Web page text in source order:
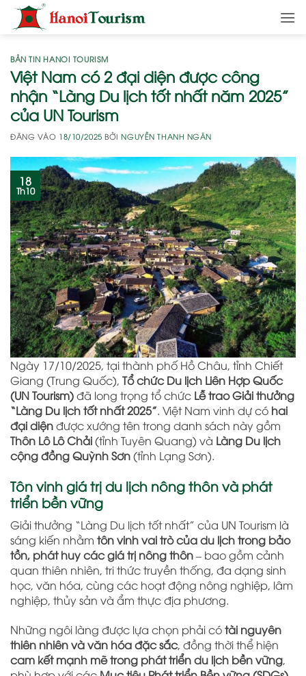
qua
dungBẢN TIN HANOI TOURISM
Việt Nam có 2 đại diện được công
nhận “Làng Du lịch tốt nhất năm 2025”
của UN Tourism
ĐĂNG VÀO 18/10/2025 BỞINGUYỄN THANH NGÂN
18
Th10
Ngày 17/10/2025, tại thành phố Hồ Châu, tỉnh Chiết
Giang (Trung Quốc), Tổ chức Du lịch Liên Hợp Quốc
(UN Tourism)đã long trọng tổ chức Lễ trao Giải thưởng
“Làng Du lịch tốt nhất 2025”. Việt Nam vinh dự có hai
đại diệnđược xướng tên trong danh sách này gồm
Thôn Lô Lô Chải(tỉnh Tuyên Quang) và Làng Du lịch
cộng đồng Quỳnh Sơn(tỉnh Lạng Sơn).
Tôn vinh giá trị du lịch nông thôn và phát
triển bền vững
Giải thưởng “Làng Du lịch tốt nhất” của UN Tourism là
sáng kiến nhằm tôn vinh vai trò của du lịch trong bảo
tồn, phát huy các giá trị nông thôn– bao gồm cảnh
quan thiên nhiên, tri thức truyền thống, đa dạng sinh
học, văn hóa, cùng các hoạt động nông nghiệp, lâm
nghiệp, thủy sản và ẩm thực địa phương.
Những ngôi làng được lựa chọn phải cótài nguyên
thiên nhiên và văn hóa đặc sắc, đồng thời thể hiện
cam kết mạnh mẽ trong phát triển du lịch bền vững,